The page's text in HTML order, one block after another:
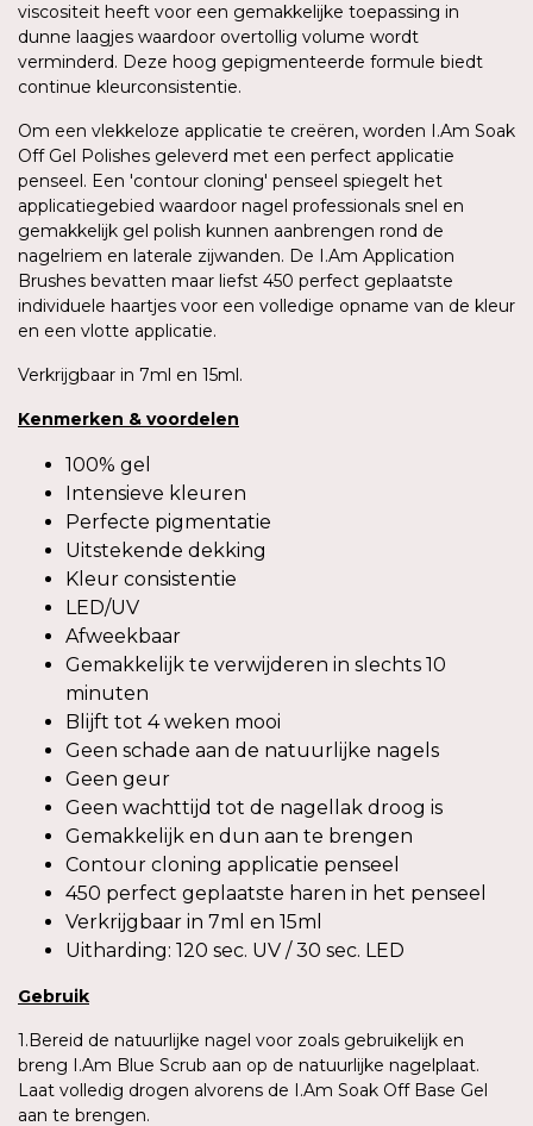
viscositeit heeft voor een gemakkelijke toepassing in
dunne laagjes waardoor overtollig volume wordt
verminderd. Deze hoog gepigmenteerde formule biedt
continue kleurconsistentie.
Om een vlekkeloze applicatie te creëren, worden I.Am Soak
Off Gel Polishes geleverd met een perfect applicatie
penseel. Een 'contour cloning' penseel spiegelt het
applicatiegebied waardoor nagel professionals snel en
gemakkelijk gel polish kunnen aanbrengen rond de
nagelriem en laterale zijwanden. De I.Am Application
Brushes bevatten maar liefst 450 perfect geplaatste
individuele haartjes voor een volledige opname van de kleur
en een vlotte applicatie.
Verkrijgbaar in 7ml en 15ml.
Kenmerken & voordelen
100% gel
Intensieve kleuren
Perfecte pigmentatie
Uitstekende dekking
Kleur consistentie
LED/UV
Afweekbaar
Gemakkelijk te verwijderen in slechts 10
minuten
Blijft tot 4 weken mooi
Geen schade aan de natuurlijke nagels
Geen geur
Geen wachttijd tot de nagellak droog is
Gemakkelijk en dun aan te brengen
Contour cloning applicatie penseel
450 perfect geplaatste haren in het penseel
Verkrijgbaar in 7ml en 15ml
Uitharding: 120 sec. UV / 30 sec. LED
Gebruik
1.Bereid de natuurlijke nagel voor zoals gebruikelijk en
breng I.Am Blue Scrub aan op de natuurlijke nagelplaat.
Laat volledig drogen alvorens de I.Am Soak Off Base Gel
aan te brengen.